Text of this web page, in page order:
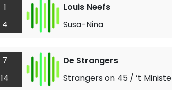
1
4
Louis Neefs
Susa-Nina
7
14
De Strangers
Strangers on 45 / ’t